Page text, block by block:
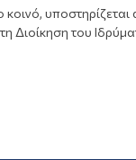
Διοίκηση του